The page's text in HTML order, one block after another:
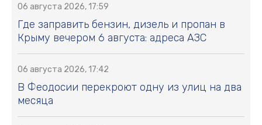
06 августа 2026, 17:59
Где заправить бензин, дизель и пропан в
Крыму вечером 6 августа: адреса АЗС
06 августа 2026, 17:42
В Феодосии перекроют одну из улиц на два
месяца